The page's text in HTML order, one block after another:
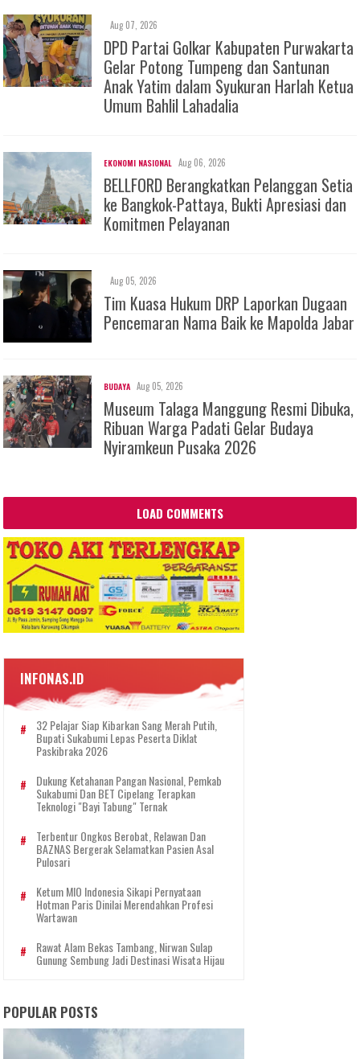
Aug 07, 2026
DPD Partai Golkar Kabupaten Purwakarta
Gelar Potong Tumpeng dan Santunan
Anak Yatim dalam Syukuran Harlah Ketua
Umum Bahlil Lahadalia
EKONOMI NASIONAL Aug 06, 2026
BELLFORD Berangkatkan Pelanggan Setia
ke Bangkok-Pattaya, Bukti Apresiasi dan
Komitmen Pelayanan
Aug 05, 2026
Tim Kuasa Hukum DRP Laporkan Dugaan
Pencemaran Nama Baik ke Mapolda Jabar
BUDAYA Aug 05, 2026
Museum Talaga Manggung Resmi Dibuka,
Ribuan Warga Padati Gelar Budaya
Nyiramkeun Pusaka 2026
LOAD COMMENTS
INFONAS.ID
32 Pelajar Siap Kibarkan Sang Merah Putih,
Bupati Sukabumi Lepas Peserta Diklat
Paskibraka 2026
Dukung Ketahanan Pangan Nasional, Pemkab
Sukabumi Dan BET Cipelang Terapkan
Teknologi "Bayi Tabung" Ternak
Terbentur Ongkos Berobat, Relawan Dan
BAZNAS Bergerak Selamatkan Pasien Asal
Pulosari
Ketum MIO Indonesia Sikapi Pernyataan
Hotman Paris Dinilai Merendahkan Profesi
Wartawan
Rawat Alam Bekas Tambang, Nirwan Sulap
Gunung Sembung Jadi Destinasi Wisata Hijau
POPULAR POSTS